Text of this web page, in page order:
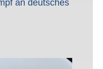
an deutsches